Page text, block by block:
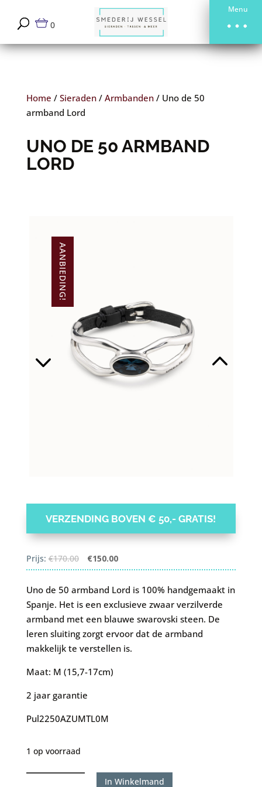
Menu
0
Home / Sieraden/ Armbanden/ Uno de 50
armband Lord
UNO DE 50 ARMBAND
LORD
AANBIEDING!
VERZENDING BOVEN € 50,- GRATIS!
Prijs: €170.00
Oorspronkelijke
prijs
was:
€170.00.
€150.00Huidige
prijs
is:
€150.00.
Uno de 50 armband Lord is 100% handgemaakt in
Spanje. Het is een exclusieve zwaar verzilverde
armband met een blauwe swarovski steen. De
leren sluiting zorgt ervoor dat de armband
makkelijk te verstellen is.
Maat: M (15,7-17cm)
2 jaar garantie
Pul2250AZUMTL0M
1 op voorraad
In Winkelmand